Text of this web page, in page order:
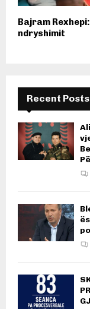
Bajram
ndryshimit
Recent Posts